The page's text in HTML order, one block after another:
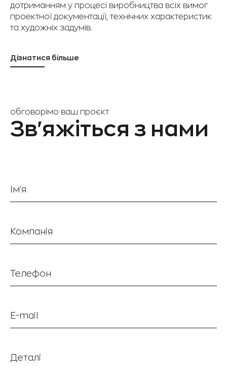
дотриманням у процесі виробництва всіх вимог
проектної документації, технічних характеристик
та художніх задумів.
Дізнатися більше
обговорімо ваш проєкт
Зв'яжіться з нами